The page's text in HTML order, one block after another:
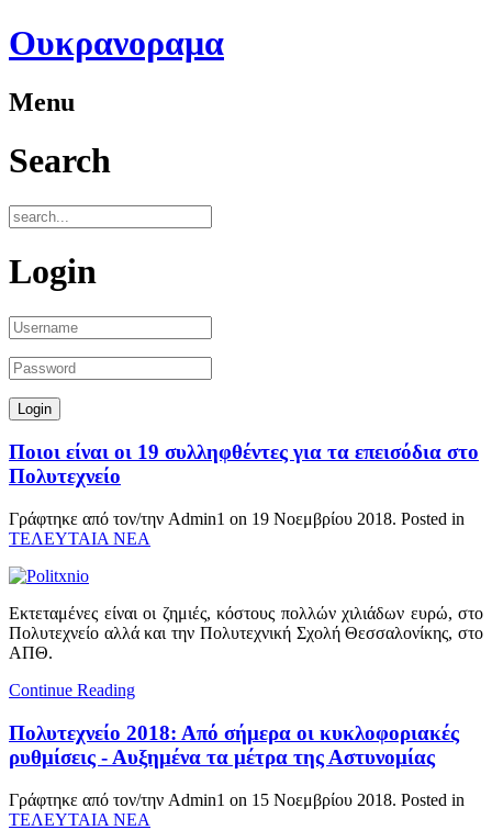
Ουκρανοραμα
Menu
Search
Login
Ποιοι είναι οι 19 συλληφθέντες για τα επεισόδια στο
Πολυτεχνείο
Γράφτηκε από τον/την Admin1 on 19 Νοεμβρίου 2018. Posted in
ΤΕΛΕΥΤΑΙΑ ΝΕΑ
Εκτεταμένες είναι οι ζημιές, κόστους πολλών χιλιάδων ευρώ, στο
Πολυτεχνείο αλλά και την Πολυτεχνική Σχολή Θεσσαλονίκης, στο
ΑΠΘ.
Continue Reading
Πολυτεχνείο 2018: Από σήμερα οι κυκλοφοριακές
ρυθμίσεις - Αυξημένα τα μέτρα της Αστυνομίας
Γράφτηκε από τον/την Admin1 on 15 Νοεμβρίου 2018. Posted in
ΤΕΛΕΥΤΑΙΑ ΝΕΑ